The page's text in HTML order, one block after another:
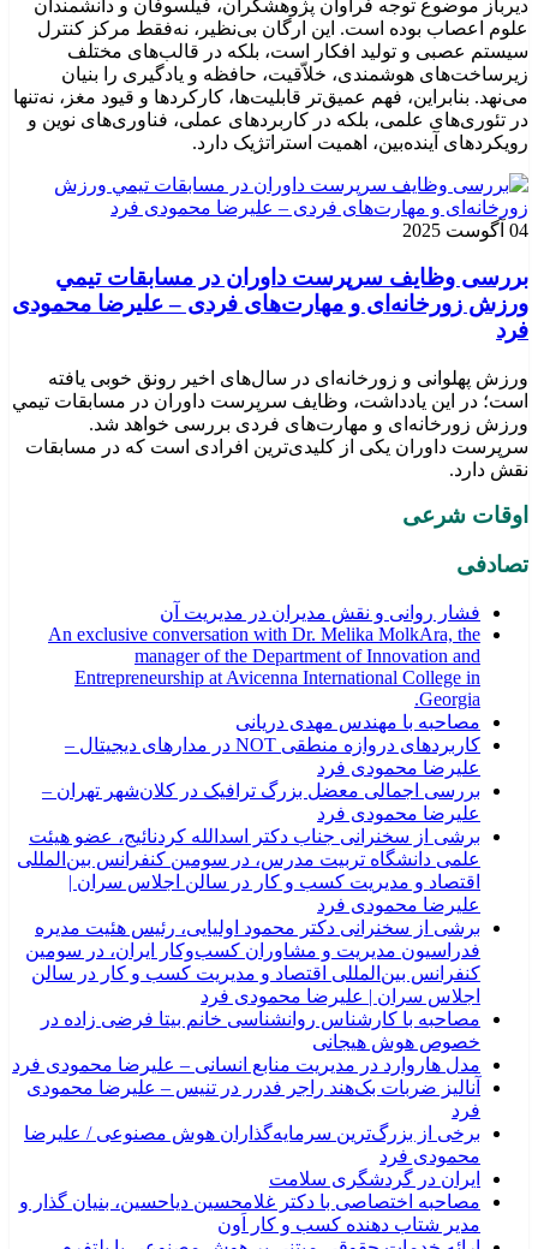
دیرباز موضوع توجه فراوان پژوهشگران، فیلسوفان و دانشمندان
علوم اعصاب بوده است. این ارگان بی‌نظیر، نه‌فقط مرکز کنترل
سیستم عصبی و تولید افکار است، بلکه در قالب‌های مختلف
زیرساخت‌های هوشمندی، خلاّقیت، حافظه و یادگیری را بنیان
می‌نهد. بنابراین، فهم عمیق‌تر قابلیت‌ها، کارکردها و قیود مغز، نه‌تنها
در تئوری‌های علمی، بلکه در کاربردهای عملی، فناوری‌های نوین و
رویکردهای آینده‌بین، اهمیت استراتژیک دارد.
04 آگوست 2025
بررسی وظايف سرپرست داوران در مسابقات تیمي
ورزش زورخانه‌ای و مهارت‌های فردی – علیرضا محمودی
فرد
ورزش پهلوانی و زورخانه‌ای در سال‌های اخیر رونق خوبی یافته
است؛ در این یادداشت، وظایف سرپرست داوران در مسابقات تیمي
ورزش زورخانه‌ای و مهارت‌های فردی بررسی خواهد شد.
سرپرست داوران یکی از کلیدی‌ترین افرادی است که در مسابقات
نقش دارد.
اوقات شرعی
تصادفی
فشار روانی و نقش مدیران در مدیریت آن
An exclusive conversation with Dr. Melika MolkAra, the
manager of the Department of Innovation and
Entrepreneurship at Avicenna International College in
Georgia.
مصاحبه با مهندس مهدی دریانی
کاربردهای دروازه منطقی NOT در مدارهای دیجیتال –
علیرضا محمودی فرد
بررسی اجمالی معضل بزرگ ترافیک در کلان‌شهر تهران –
علیرضا محمودی فرد
برشی از سخنرانی جناب دکتر اسدالله کردنائیج، عضو هیئت
علمی دانشگاه تربیت مدرس، در سومین کنفرانس بین‌المللی
اقتصاد و مدیریت کسب و کار در سالن اجلاس سران |
علیرضا محمودی فرد
برشی از سخنرانی دکتر محمود اولیایی، رئیس هئیت مدیره
فدراسیون مدیریت و مشاوران کسب‌وکار ایران، در سومین
کنفرانس بین‌المللی اقتصاد و مدیریت کسب و کار در سالن
اجلاس سران | علیرضا محمودی فرد
مصاحبه با کارشناس روانشناسی خانم بیتا فرضی زاده در
خصوص هوش هیجانی
مدل هاروارد در مدیریت منابع انسانی – علیرضا محمودی فرد
آنالیز ضربات بک‌هند راجر فدرر در تنیس – علیرضا محمودی
فرد
برخی از بزرگ‌ترین سرمایه‌گذاران هوش مصنوعی / علیرضا
محمودی فرد
ایران در گردشگری سلامت
مصاحبه اختصاصی با دکتر غلامحسین دیاحسین، بنیان گذار و
مدیر شتاب دهنده کسب و کار اَون